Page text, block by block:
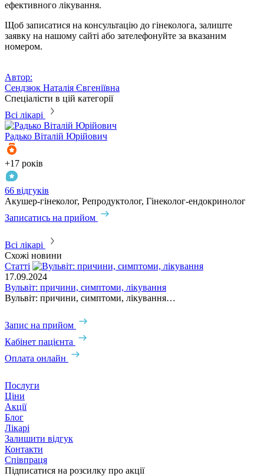
ефективного лікування.
Щоб записатися на консультацію до гінеколога, залиште
заявку на нашому сайті або зателефонуйте за вказаним
номером.
Автор:
Сендзюк Наталія Євгеніївна
Спеціалісти в цій категорії
Всі лікарі
Радько Віталій Юрійович
+17 років
66 відгуків
Акушер-гінеколог, Репродуктолог, Гінеколог-ендокринолог
Записатись на прийом
Всі лікарі
Схожі новини
Статті
17.09.2024
Вульвіт: причини, симптоми, лікування
Вульвіт: причини, симптоми, лікування…
Запис на прийом
Кабінет пацієнта
Оплата онлайн
Послуги
Ціни
Акції
Блог
Лікарі
Залишити відгук
Контакти
Співпраця
Підписатися на розсилку про акції